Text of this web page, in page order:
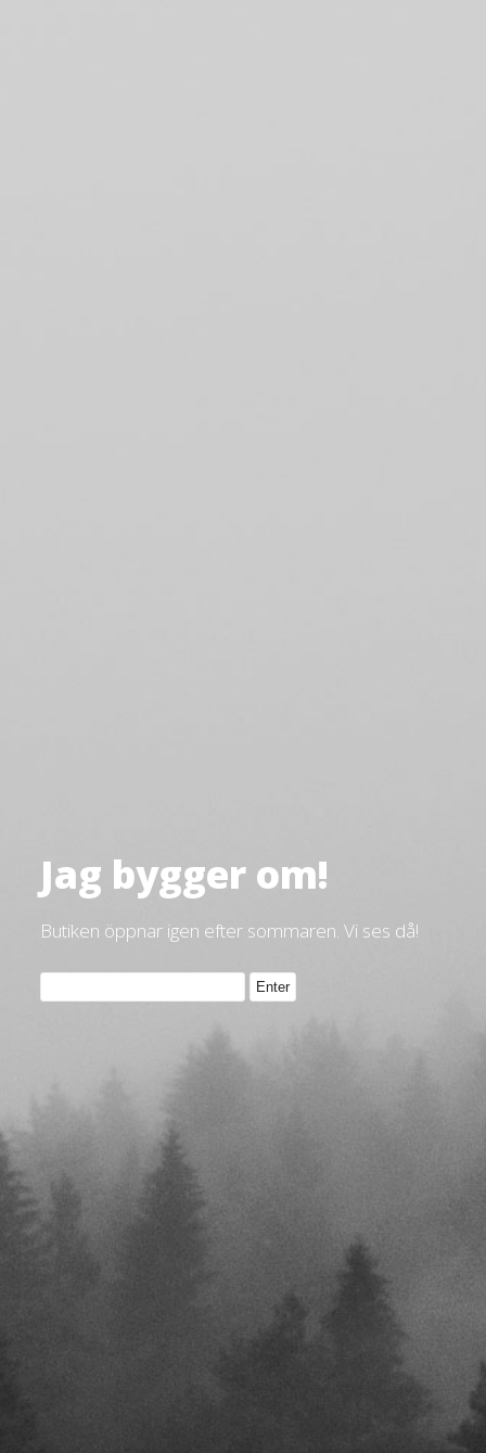
Jag bygger om!
Butiken öppnar igen efter sommaren. Vi ses då!